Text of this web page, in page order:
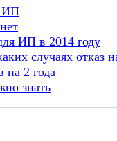
ИП
ИП в 2014 году
случаях отказ
на 2 года
знать